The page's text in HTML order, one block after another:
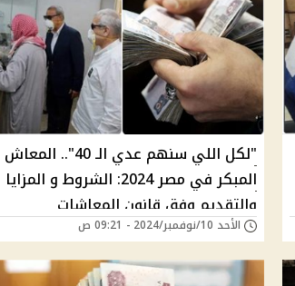
"لكل اللي سنهم عدي الـ 40".. المعاش
المبكر في مصر 2024: الشروط و المزايا
والتقديم وفق قانون المعاشات
الأحد 10/نوفمبر/2024 - 09:21 ص